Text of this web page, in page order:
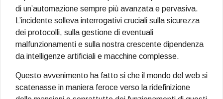
di un’automazione sempre più avanzata e pervasiva.
L’incidente solleva interrogativi cruciali sulla sicurezza
dei protocolli, sulla gestione di eventuali
malfunzionamenti e sulla nostra crescente dipendenza
da intelligenze artificiali e macchine complesse.
Questo avvenimento ha fatto si che il mondo del web si
scatenasse in maniera feroce verso la ridefinizione